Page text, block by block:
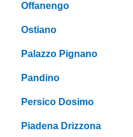
Offanengo
Ostiano
Palazzo Pignano
Pandino
Persico Dosimo
Piadena Drizzona